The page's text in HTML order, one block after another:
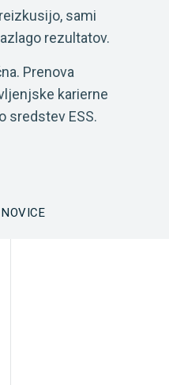
sami
rezultatov.
Prenova
karierne
sredstev ESS.